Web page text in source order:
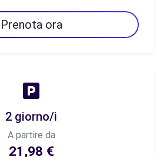
Prenota ora
2 giorno/i
A partire da
21,98 €